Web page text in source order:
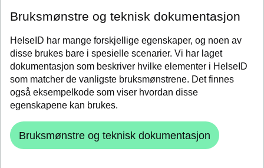
Bruksmønstre og teknisk dokumentasjon
HelseID har mange forskjellige egenskaper, og noen av
disse brukes bare i spesielle scenarier. Vi har laget
dokumentasjon som beskriver hvilke elementer i HelseID
som matcher de vanligste bruksmønstrene. Det finnes
også eksempelkode som viser hvordan disse
egenskapene kan brukes.
Bruksmønstre og teknisk dokumentasjon